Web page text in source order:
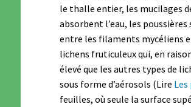
le thalle entier, les mucilages
absorbent l’eau, les
entre les filaments mycéliens
lichens fruticuleux qui, en
élevé que les autres types de
sous forme d’aérosols (Lire
feuilles, où seule la surface